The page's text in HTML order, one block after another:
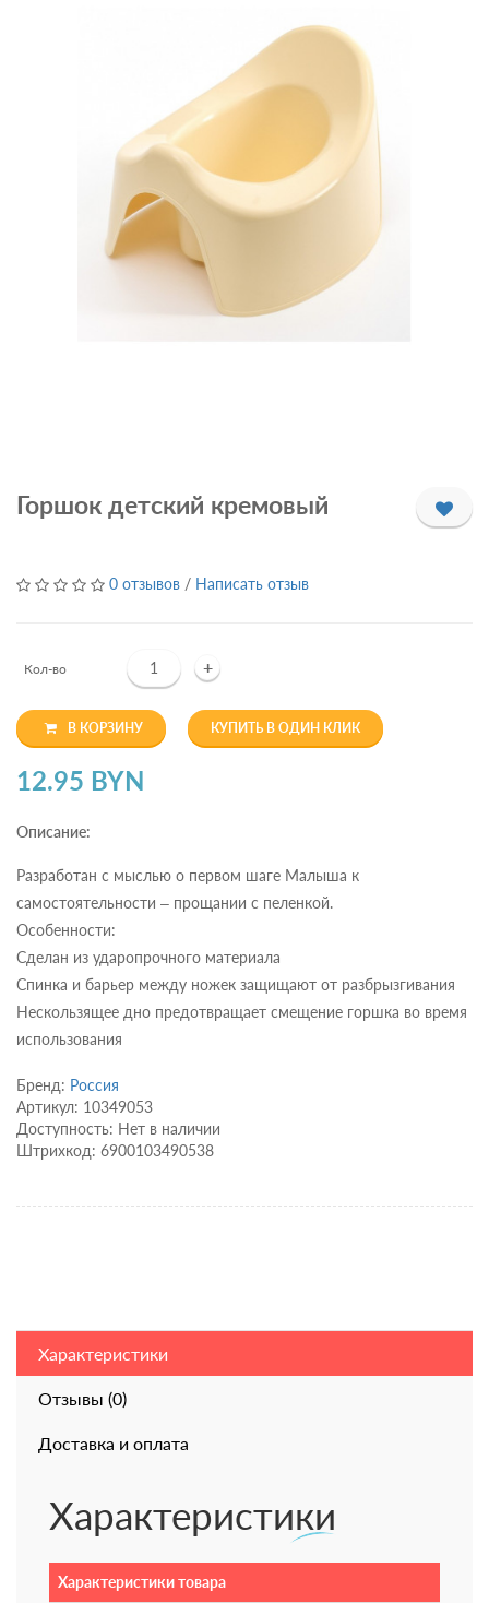
Горшок детский кремовый
0 отзывов / Написать отзыв
Кол-во +
В КОРЗИНУ КУПИТЬ В ОДИН КЛИК
12.95 BYN
Описание:
Разработан с мыслью о первом шаге Малыша к
самостоятельности – прощании с пеленкой.
Особенности:
Сделан из ударопрочного материала
Спинка и барьер между ножек защищают от разбрызгивания
Нескользящее дно предотвращает смещение горшка во время
использования
Бренд: Россия
Артикул: 10349053
Доступность: Нет в наличии
Штрихкод: 6900103490538
Характеристики
Отзывы (0)
Доставка и оплата
Характеристики
Характеристики товара